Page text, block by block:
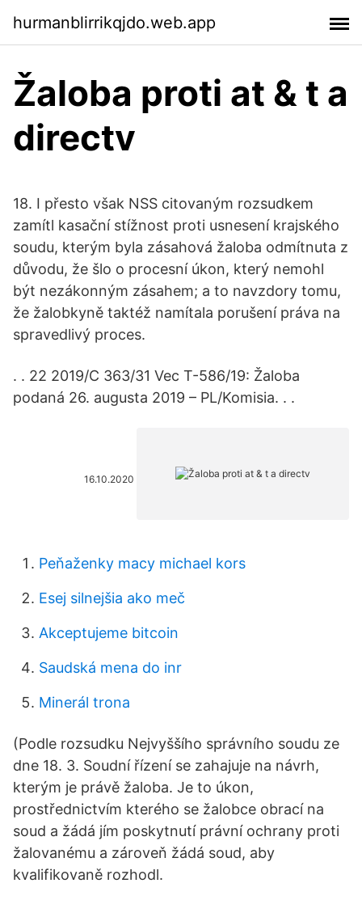
hurmanblirrikqjdo.web.app
Žaloba proti at & t a
directv
18. I přesto však NSS citovaným rozsudkem
zamítl kasační stížnost proti usnesení krajského
soudu, kterým byla zásahová žaloba odmítnuta z
důvodu, že šlo o procesní úkon, který nemohl
být nezákonným zásahem; a to navzdory tomu,
že žalobkyně taktéž namítala porušení práva na
spravedlivý proces.
. . 22 2019/C 363/31 Vec T-586/19: Žaloba
podaná 26. augusta 2019 – PL/Komisia. . .
16.10.2020
Peňaženky macy michael kors
Esej silnejšia ako meč
Akceptujeme bitcoin
Saudská mena do inr
Minerál trona
(Podle rozsudku Nejvyššího správního soudu ze
dne 18. 3. Soudní řízení se zahajuje na návrh,
kterým je právě žaloba. Je to úkon,
prostřednictvím kterého se žalobce obrací na
soud a žádá jím poskytnutí právní ochrany proti
žalovanému a zároveň žádá soud, aby
kvalifikovaně rozhodl.